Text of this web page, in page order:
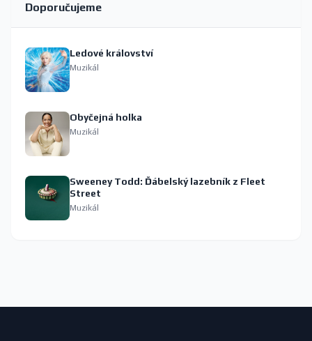
Doporučujeme
Ledové království
Muzikál
Obyčejná holka
Muzikál
Sweeney Todd: Ďábelský lazebník z Fleet
Street
Muzikál